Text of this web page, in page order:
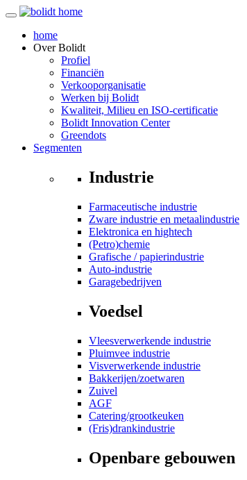
home
OverBolidt
Profiel
Financiën
Verkooporganisatie
Werken bij Bolidt
Kwaliteit, Milieu en ISO-certificatie
Bolidt Innovation Center
Greendots
Segmenten
Industrie
Farmaceutische industrie
Zware industrie en metaalindustrie
Elektronica en hightech
(Petro)chemie
Grafische / papierindustrie
Auto-industrie
Garagebedrijven
Voedsel
Vleesverwerkende industrie
Pluimvee industrie
Visverwerkende industrie
Bakkerijen/zoetwaren
Zuivel
AGF
Catering/grootkeuken
(Fris)drankindustrie
Openbare gebouwen